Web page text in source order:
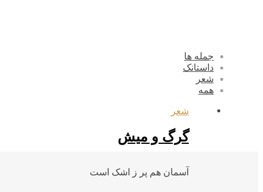
جمله ها
داستانک
شعر
همه
شعر
گرگ و میش
آسمان هم پر ز اشک است